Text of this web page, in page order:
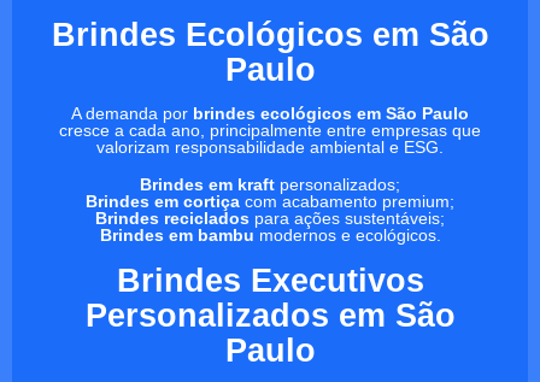
Brindes Ecológicos em São
Paulo
A demanda por brindes ecológicos em São Paulo
cresce a cada ano, principalmente entre empresas que
valorizam responsabilidade ambiental e ESG.
Brindes em kraft personalizados;
Brindes em cortiça com acabamento premium;
Brindes reciclados para ações sustentáveis;
Brindes em bambu modernos e ecológicos.
Brindes Executivos
Personalizados em São
Paulo